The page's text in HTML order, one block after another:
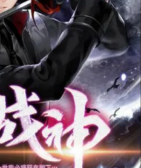
運動休閒 親子玩具
化妝保養 情趣用品